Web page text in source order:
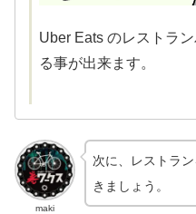
Uber Eats のレストラ
る事が出来ます。
maki
次に、レストラ
きましょう。